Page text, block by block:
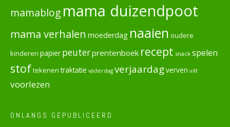
mamablog mama duizendpoot
mama verhalen moederdag naaien oudere
kinderen papier peuterprentenboek recept snack spelen
stoftekenen traktatie vaderdag verjaardagverven vilt
voorlezen
ONLANGS GEPUBLICEERD